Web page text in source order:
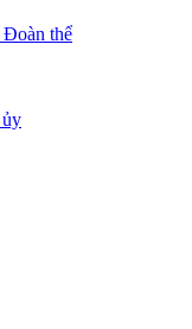
thể